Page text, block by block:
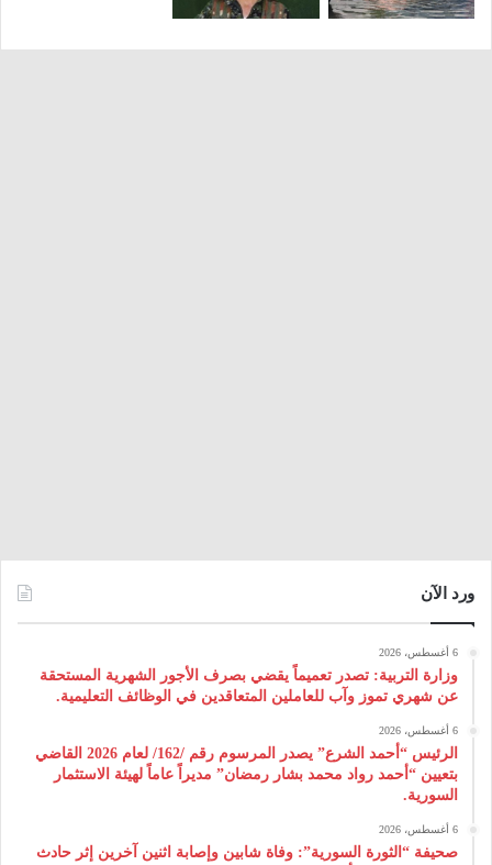
ورد الآن
6 أغسطس، 2026
وزارة التربية: تصدر تعميماً يقضي بصرف الأجور الشهرية المستحقة
عن شهري تموز وآب للعاملين المتعاقدين في الوظائف التعليمية.
6 أغسطس، 2026
الرئيس “أحمد الشرع” يصدر المرسوم رقم /162/ لعام 2026 ‌القاضي
بتعيين “أحمد رواد محمد بشار رمضان” مديراً عاماً لهيئة ‌الاستثمار
السورية.
6 أغسطس، 2026
صحيفة “الثورة السورية”: وفاة شابين وإصابة اثنين آخرين إثر حادث